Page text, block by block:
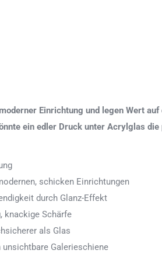
Einrichtung und legen Wert
ein edler Druck unter Acrylglas die
schicken Einrichtungen
durch Glanz-Effekt
knackige Schärfe
als Glas
Galerieschiene